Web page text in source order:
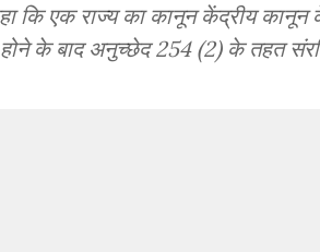
कि एक राज्य का कानून केंद्रीय कानून
होने के बाद अनुच्छेद 254 (2) के तहत